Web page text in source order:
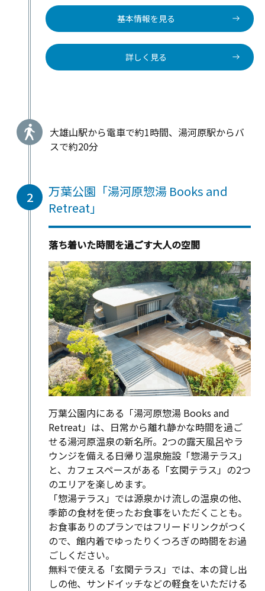
基本情報を見る
詳しく見る
大雄山駅から電車で約1時間、湯河原駅からバ
スで約20分
2
万葉公園「湯河原惣湯 Books and
Retreat」
落ち着いた時間を過ごす大人の空間
万葉公園内にある「湯河原惣湯 Books and
Retreat」は、日常から離れ静かな時間を過ご
せる湯河原温泉の新名所。2つの露天風呂やラ
ウンジを備える日帰り温泉施設「惣湯テラス」
と、カフェスペースがある「玄関テラス」の2つ
のエリアを楽しめます。
「惣湯テラス」では源泉かけ流しの温泉の他、
季節の食材を使ったお食事をいただくことも。
お食事ありのプランではフリードリンクがつく
ので、館内着でゆったりくつろぎの時間をお過
ごしください。
無料で使える「玄関テラス」では、本の貸し出
しの他、サンドイッチなどの軽食をいただける